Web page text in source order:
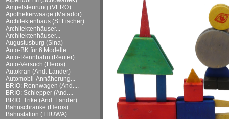
Ampelsteürung (VERO)
Apothekerwaage (Matador)
Architektenhaus (SFFischer)
Architektenhäuser...
Architektenhäuser...
Augustusburg (Sina)
Auto-BK für 6 Modelle...
Auto-Rennbahn (Reuter)
Auto-Versuch (Heros)
Autokran (And. Länder)
Automobil-Annäherung...
BRIO: Rennwagen (And....
BRIO: Schlepper (And....
BRIO: Trike (And. Länder)
Bahnschranke (Heros)
Bahnstation (THUWA)